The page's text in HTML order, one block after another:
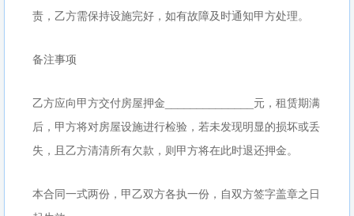
责，乙方需保持设施完好，如有故障及时通知甲方处理。
备注事项
乙方应向甲方交付房屋押金______________元，租赁期满
后，甲方将对房屋设施进行检验，若未发现明显的损坏或丢
失，且乙方清清所有欠款，则甲方将在此时退还押金。
本合同一式两份，甲乙双方各执一份，自双方签字盖章之日